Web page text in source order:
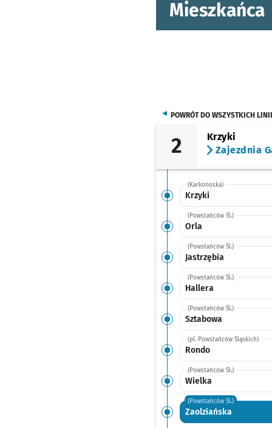
Mieszkańca
POWRÓT DO WSZYSTKICH LINII
2
Krzyki
Zajezdnia
(Karkonoska)
Krzyki
(Powstańców Śl.)
Orla
(Powstańców Śl.)
Jastrzębia
(Powstańców Śl.)
Hallera
(Powstańców Śl.)
Sztabowa
(pl. Powstańców Śląskich)
Rondo
(Powstańców Śl.)
Wielka
(Powstańców Śl.)
Zaolziańska